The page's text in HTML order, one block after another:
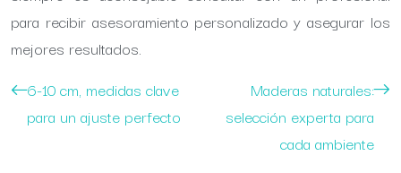
para recibir asesoramiento personalizado y asegurar los
mejores resultados.
6-10 cm, medidas clave
para un ajuste perfecto
Maderas naturales:
selección experta para
cada ambiente